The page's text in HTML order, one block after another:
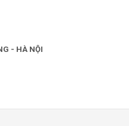
- HÀ NỘI